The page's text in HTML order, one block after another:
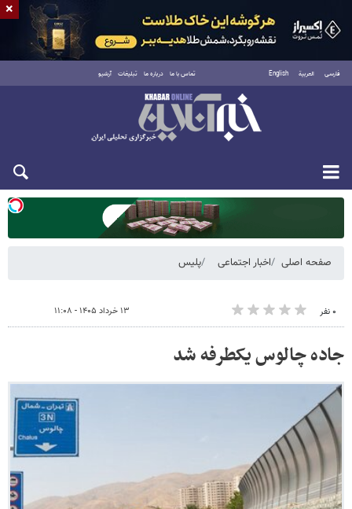
فارسی العربية English تماس با ما درباره ما تبلیغات آرشیو
یکشنبه ۱۸ مرداد ۱۴۰۵
صفحه اصلی اخبار اجتماعی پلیس
۰ نفر ۱۳ خرداد ۱۴۰۵ - ۱۱:۰۸
جاده چالوس یکطرفه شد
×